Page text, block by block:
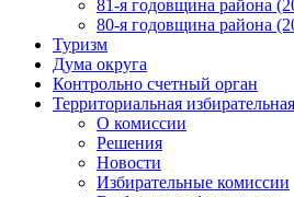
81-я годовщина района
80-я годовщина района
Туризм
Дума округа
Контрольно счетный орган
Территориальная
О комиссии
Решения
Новости
Избирательные комиссии